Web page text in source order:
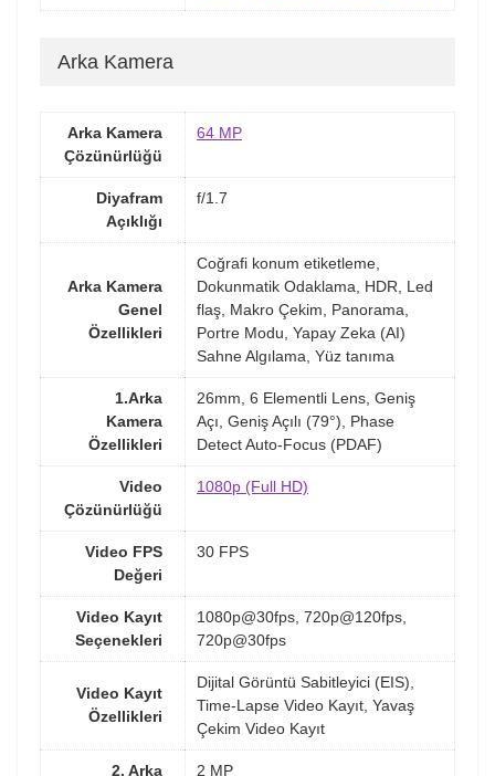
Arka Kamera
Arka Kamera
Çözünürlüğü
64 MP
Diyafram
Açıklığı
f/1.7
Arka Kamera
Genel
Özellikleri
Coğrafi konum etiketleme,
Dokunmatik Odaklama, HDR, Led
flaş, Makro Çekim, Panorama,
Portre Modu, Yapay Zeka (AI)
Sahne Algılama, Yüz tanıma
1.Arka
Kamera
Özellikleri
26mm, 6 Elementli Lens, Geniş
Açı, Geniş Açılı (79°), Phase
Detect Auto-Focus (PDAF)
Video
Çözünürlüğü
1080p (Full HD)
Video FPS
Değeri
30 FPS
Video Kayıt
Seçenekleri
1080p@30fps, 720p@120fps,
720p@30fps
Video Kayıt
Özellikleri
Dijital Görüntü Sabitleyici (EIS),
Time-Lapse Video Kayıt, Yavaş
Çekim Video Kayıt
2. Arka
2 MP